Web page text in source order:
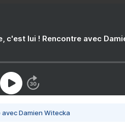
c'est lui ! Rencontre avec
Damien Witecka